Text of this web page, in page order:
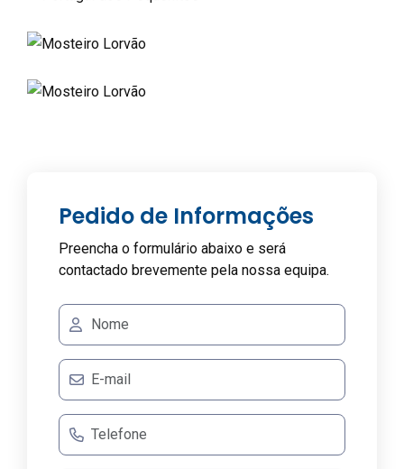
Pedido de Informações
Preencha o formulário abaixo e será
contactado brevemente pela nossa equipa.